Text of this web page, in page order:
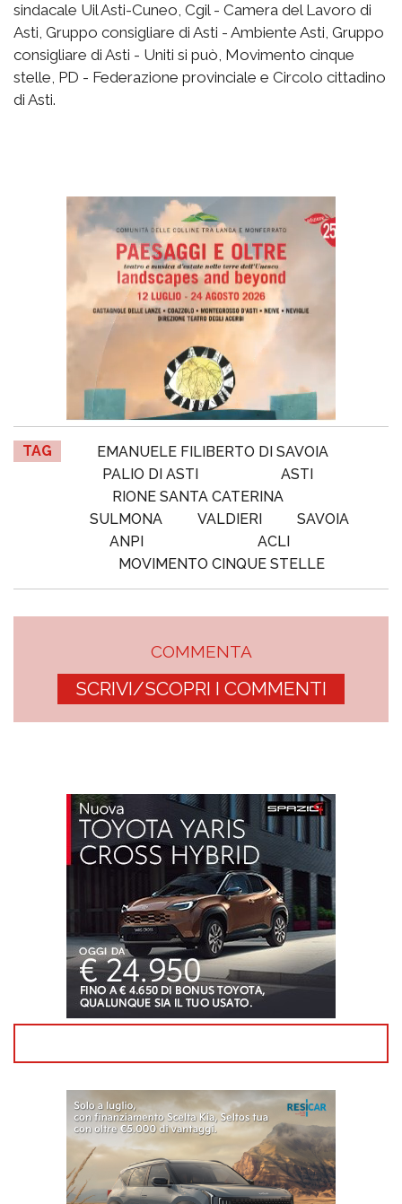
sindacale Uil Asti-Cuneo, Cgil - Camera del Lavoro di
Asti, Gruppo consigliare di Asti - Ambiente Asti, Gruppo
consigliare di Asti - Uniti si può, Movimento cinque
stelle, PD - Federazione provinciale e Circolo cittadino
di Asti.
TAG
EMANUELE FILIBERTO DI SAVOIA
PALIO DI ASTI
ASTI
RIONE SANTA CATERINA
SULMONA
VALDIERI
SAVOIA
ANPI
ACLI
MOVIMENTO CINQUE STELLE
COMMENTA
SCRIVI/SCOPRI I COMMENTI